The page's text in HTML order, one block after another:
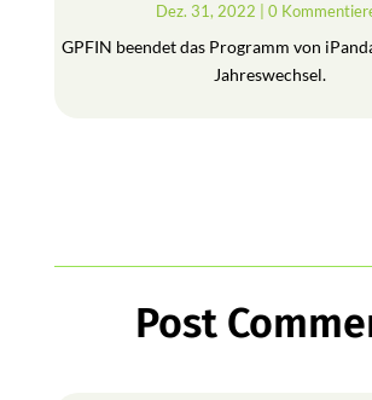
Dez. 31, 2022 | 0
GPFIN beendet das Programm von
Jahreswechsel.
Post